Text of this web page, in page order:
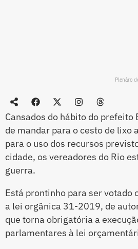
Plenáro
Cansados do hábito do prefeito
de mandar para o cesto de lixo
para o uso dos recursos
cidade, os vereadores do Rio
guerra.
Está prontinho para ser votado
a lei orgânica 31-2019, de
que torna obrigatória a
parlamentares à lei